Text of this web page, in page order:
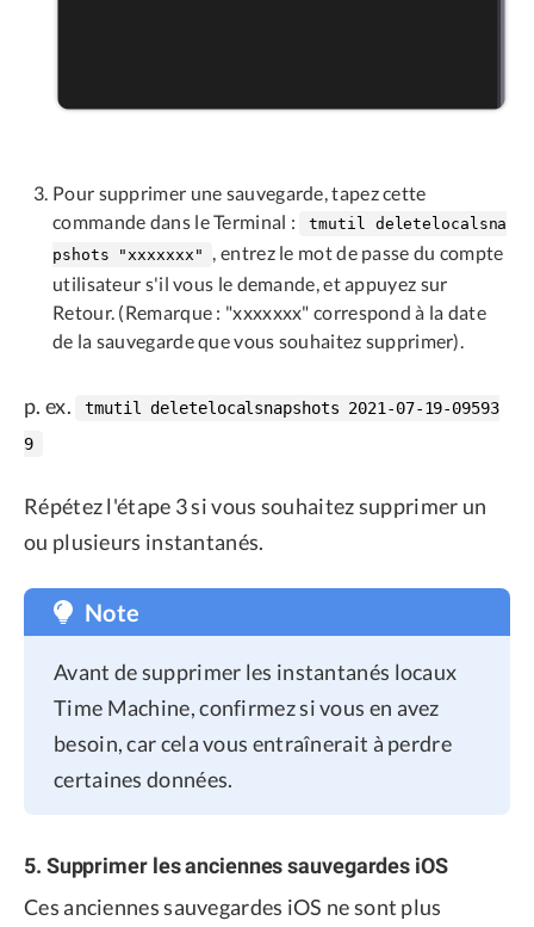
Pour supprimer une sauvegarde, tapez cette
commande dans le Terminal :
tmutil deletelocalsna
pshots "xxxxxxx"
, entrez le mot de passe du compte
utilisateur s'il vous le demande, et appuyez sur
Retour. (Remarque : "xxxxxxx" correspond à la date
de la sauvegarde que vous souhaitez supprimer).
p. ex.
tmutil deletelocalsnapshots 2021-07-19-09593
9
Répétez l'étape 3 si vous souhaitez supprimer un
ou plusieurs instantanés.
Note
Avant de supprimer les instantanés locaux
Time Machine, confirmez si vous en avez
besoin, car cela vous entraînerait à perdre
certaines données.
5. Supprimer les anciennes sauvegardes iOS
Ces anciennes sauvegardes iOS ne sont plus